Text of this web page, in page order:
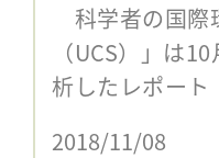
科学者の国際
（UCS）」は
析したレポー
2018/11/08